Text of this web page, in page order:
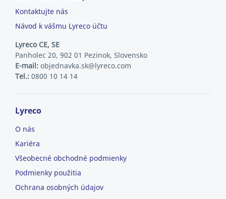
Kontaktujte nás
Návod k vášmu Lyreco účtu
Lyreco CE, SE
Panholec 20, 902 01 Pezinok, Slovensko
E-mail: objednavka.sk@lyreco.com
Tel.: 0800 10 14 14
Lyreco
O nás
Kariéra
Všeobecné obchodné podmienky
Podmienky použitia
Ochrana osobných údajov